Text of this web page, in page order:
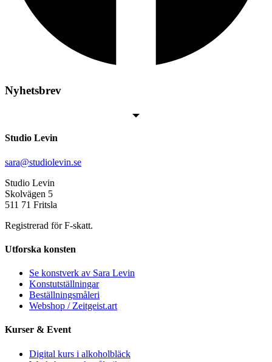
Nyhetsbrev
Studio Levin
sara@studiolevin.se
Studio Levin
Skolvägen 5
511 71 Fritsla
Registrerad för F-skatt.
Utforska konsten
Se konstverk av Sara Levin
Konstutställningar
Beställningsmåleri
Webshop / Zeitgeist.art
Kurser & Event
Digital kurs i alkoholbläck